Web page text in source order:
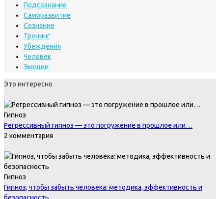
Подсознание
Саморазвитие
Сознание
Тренинг
Убеждения
Человек
Эмоции
Это интересно
Гипноз
Регрессивный гипноз — это погружение в прошлое или…
2 комментария
Гипноз
Гипноз, чтобы забыть человека: методика, эффективность и
безопасность